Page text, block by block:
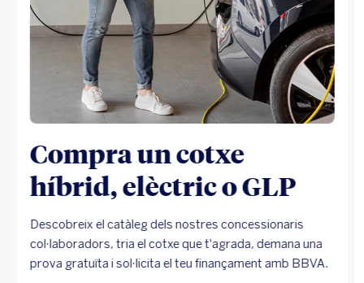
Compra un cotxe
híbrid, elèctric o GLP
Descobreix el catàleg dels nostres concessionaris
col·laboradors, tria el cotxe que t'agrada, demana una
prova gratuïta i sol·licita el teu finançament amb BBVA.